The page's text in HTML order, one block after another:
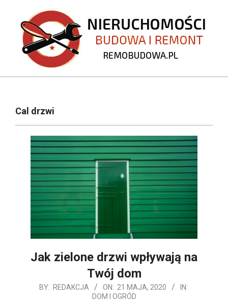
content
REMOBUDOWA.PL
NavigationCal drzwi
Jak zielone drzwi wpływają na
Twój dom
2020-
BY: REDAKCJA ON: 21 MAJA, 2020
IN:
DOM I OGRÓD